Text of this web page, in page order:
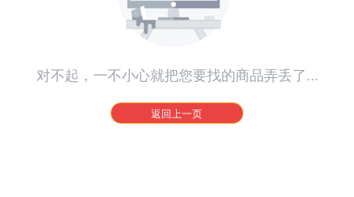
对不起，一不小心就把您要找的商品弄丢了...
返回上一页